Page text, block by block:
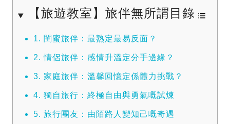
【旅遊教室】旅伴無所謂目錄
1. 閨蜜旅伴：最熟定最易反面？
2. 情侶旅伴：感情升溫定分手邊緣？
3. 家庭旅伴：溫馨回憶定係體力挑戰？
4. 獨自旅行：終極自由與勇氣嘅試煉
5. 旅行團友：由陌路人變知己嘅奇遇